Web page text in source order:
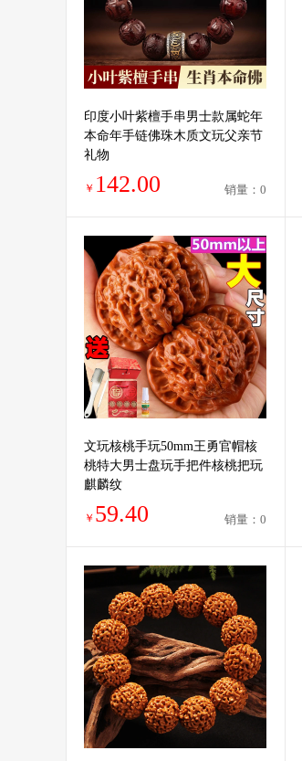
印度小叶紫檀手串男士款属蛇年
本命年手链佛珠木质文玩父亲节
礼物
￥ 142.00 销量：0
文玩核桃手玩50mm王勇官帽核
桃特大男士盘玩手把件核桃把玩
麒麟纹
￥ 59.40 销量：0